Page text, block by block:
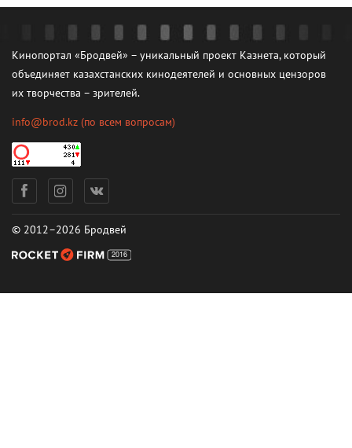
Кинопортал «Бродвей» – уникальный проект Казнета, который
объединяет казахстанских кинодеятелей и основных цензоров
их творчества – зрителей.
info@brod.kz (по всем вопросам)
© 2012–2026 Бродвей